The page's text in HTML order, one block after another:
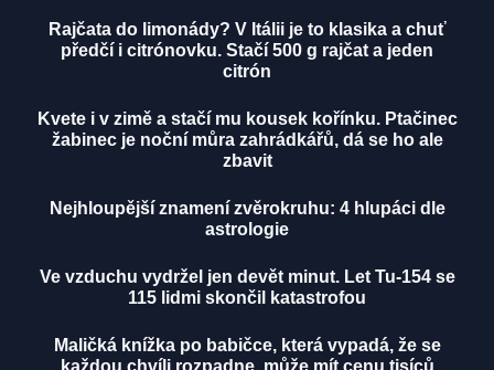
Rajčata do limonády? V Itálii je to klasika a chuť
předčí i citrónovku. Stačí 500 g rajčat a jeden
citrón
Kvete i v zimě a stačí mu kousek kořínku. Ptačinec
žabinec je noční můra zahrádkářů, dá se ho ale
zbavit
Nejhloupější znamení zvěrokruhu: 4 hlupáci dle
astrologie
Ve vzduchu vydržel jen devět minut. Let Tu-154 se
115 lidmi skončil katastrofou
Maličká knížka po babičce, která vypadá, že se